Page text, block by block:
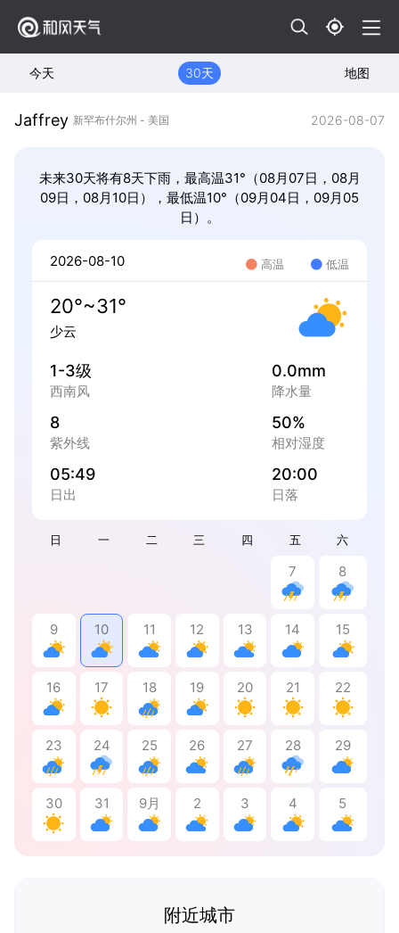
今天 30天 地图
Jaffrey 新罕布什尔州 - 美国 2026-08-07
未来30天将有8天下雨，最高温31°（08月07日，08月
09日，08月10日），最低温10°（09月04日，09月05
日）。
日 一 二 三 四 五 六
7 8
9 10 11 12 13 14 15
16 17 18 19 20 21 22
23 24 25 26 27 28 29
30 31 9月 2 3 4 5
2026-08-10 高温 低温
20°~31°
少云
1-3级
西南风
0.0mm
降水量
8
紫外线
50%
相对湿度
05:49
日出
20:00
日落
附近城市